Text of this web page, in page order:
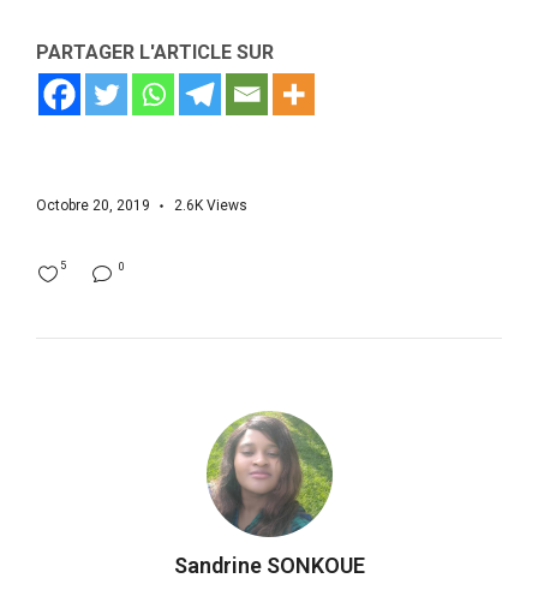
PARTAGER L'ARTICLE SUR
Octobre 20, 2019 2.6K Views
0
5
Sandrine SONKOUE